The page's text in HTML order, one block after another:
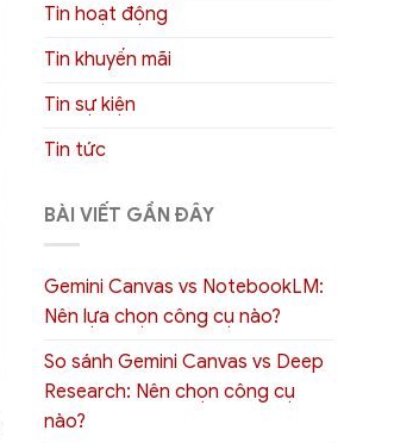
Tin hoạt động
Tin khuyến mãi
Tin sự kiện
Tin tức
BÀI VIẾT GẦN ĐÂY
Gemini Canvas vs NotebookLM:
Nên lựa chọn công cụ nào?
So sánh Gemini Canvas vs Deep
Research: Nên chọn công cụ
nào?